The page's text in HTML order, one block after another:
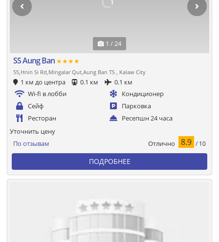
1 / 24
SS Aung Ban ★★★★
55,Hnin Si Rd,Mingalar Qut,Aung Ban TS , Kalaw City
1 км до центра 0.1 км
0.1 км
Wi-fi в лобби
Кондиционер
Сейф
Парковка
Ресторан
Ресепшн 24 часа
По отзывам Отлично 8.9 / 10
Уточнить цену
ПОДРОБНЕЕ